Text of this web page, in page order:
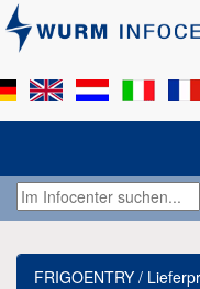
FRIGOENTRY /